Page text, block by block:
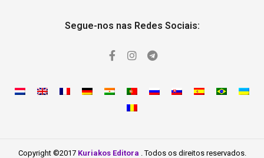
Segue-nos nas Redes Sociais:
Copyright ©2017 Kuriakos Editora . Todos os direitos reservados.